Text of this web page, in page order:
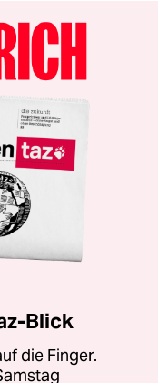
Blick
die Finger.